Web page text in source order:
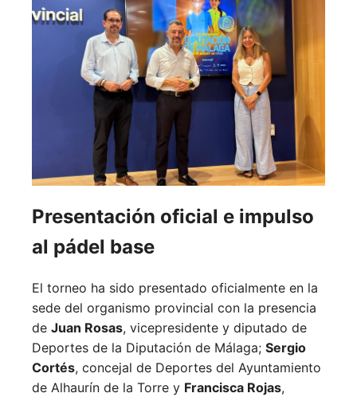
Presentación oficial e impulso
al pádel base
El torneo ha sido presentado oficialmente en la
sede del organismo provincial con la presencia
de Juan Rosas, vicepresidente y diputado de
Deportes de la Diputación de Málaga; Sergio
Cortés, concejal de Deportes del Ayuntamiento
de Alhaurín de la Torre y Francisca Rojas,